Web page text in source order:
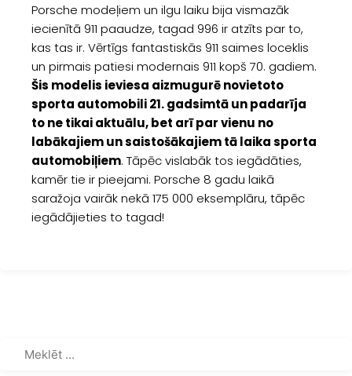
Porsche modeļiem un ilgu laiku bija vismazāk
iecienītā 911 paaudze, tagad 996 ir atzīts par to,
kas tas ir. Vērtīgs fantastiskās 911 saimes loceklis
un pirmais patiesi modernais 911 kopš 70. gadiem.
Šis modelis ieviesa aizmugurē novietoto
sporta automobili 21. gadsimtā un padarīja
to ne tikai aktuālu, bet arī par vienu no
labākajiem un saistošākajiem tā laika sporta
automobiļiem. Tāpēc vislabāk tos iegādāties,
kamēr tie ir pieejami. Porsche 8 gadu laikā
saražoja vairāk nekā 175 000 eksemplāru, tāpēc
iegādājieties to tagad!